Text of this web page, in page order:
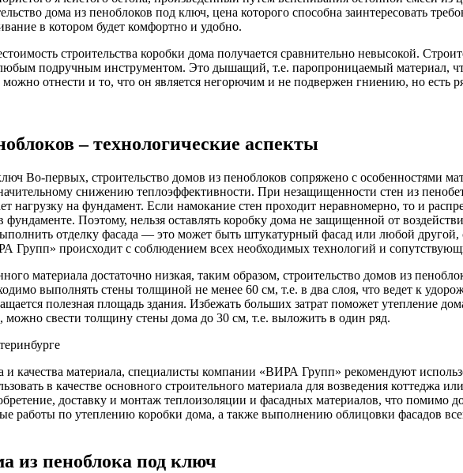
дома из пеноблоков под ключ, цена которого способна заинтересовать
в котором будет комфортно и удобно.
строительства коробки дома получается сравнительно невысокой.
подручным инструментом. Это дышащий, т.е. паропроницаемый материал,
отнести и то, что он является негорючим и не подвержен гниению, но есть
– технологические аспекты
Во-первых, строительство домов из пеноблоков сопряжено с особенностями
снижению теплоэффективности. При незащищенности стен из
нагрузку на фундамент. Если намокание стен проходит неравномерно, то и
Поэтому, нельзя оставлять коробку дома не защищенной от
отделку фасада — это может быть штукатурный фасад или любой другой,
Групп» происходит с соблюдением всех необходимых технологий и
материала достаточно низкая, таким образом, строительство домов из
выполнять стены толщиной не менее 60 см, т.е. в два слоя, что ведет к
полезная площадь здания. Избежать больших затрат поможет утепление
свести толщину стены дома до 30 см, т.е. выложить в один ряд.
качества материала, специалисты компании «ВИРА Групп» рекомендуют
в качестве основного строительного материала для возведения коттеджа
доставку и монтаж теплоизоляции и фасадных материалов, что помимо
работы по утеплению коробки дома, а также выполнению облицовки фасадов
из пеноблока под ключ